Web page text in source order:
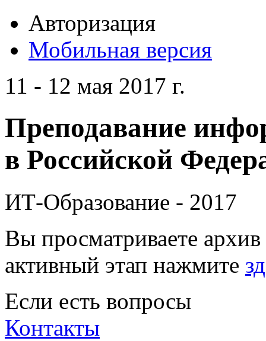
Авторизация
Мобильная версия
11 - 12 мая 2017 г.
Преподавание
в Российской
ИТ-Образование - 2017
Вы просматриваете
активный этап нажмите
Если есть вопросы
Контакты